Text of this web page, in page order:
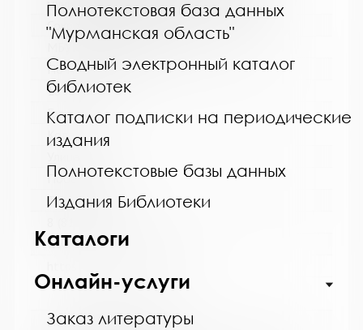
Полнотекстовая база данных
"Мурманская область"
Сводный электронный каталог
библиотек
Каталог подписки на периодические
издания
Полнотекстовые базы данных
Издания Библиотеки
Каталоги
Онлайн-услуги
Заказ литературы
муниципальный округ Мурманской области
Сокращенное название:
МБУК "Кольская детская библиотека"
Почтовый индекс:
184381
Город:
Кола
Победы, 7
Телефон:
www:
Название библиотеки: